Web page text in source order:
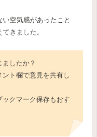
空気感があったこと
きました。
したか？
ト欄で意見を共有し
クマーク保存もおす